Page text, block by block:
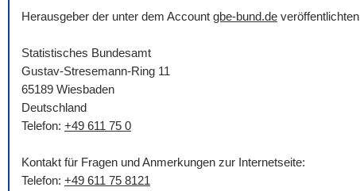
Herausgeber der unter dem Account gbe-bund.de veröffentlichten
Statistisches Bundesamt
Gustav-Stresemann-Ring 11
65189 Wiesbaden
Deutschland
Telefon: +49 611 75 0
Kontakt für Fragen und Anmerkungen zur Internetseite:
Telefon: +49 611 75 8121